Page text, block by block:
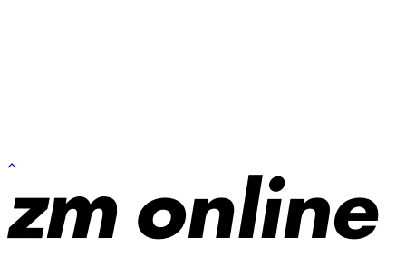
Zum
springen